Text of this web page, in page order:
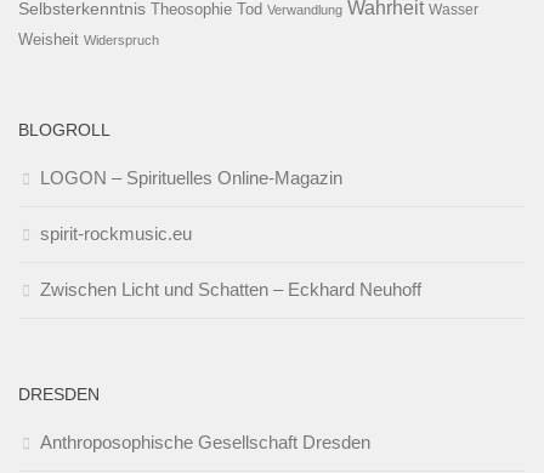
Selbsterkenntnis Theosophie Tod Verwandlung Wahrheit Wasser
Weisheit Widerspruch
BLOGROLL
LOGON – Spirituelles Online-Magazin
spirit-rockmusic.eu
Zwischen Licht und Schatten – Eckhard Neuhoff
DRESDEN
Anthroposophische Gesellschaft Dresden